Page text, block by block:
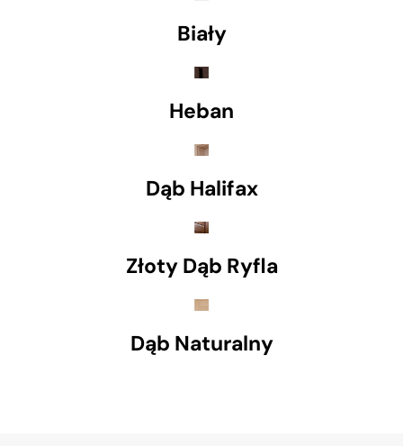
Biały
Heban
Dąb Halifax
Złoty Dąb Ryfla
Dąb Naturalny